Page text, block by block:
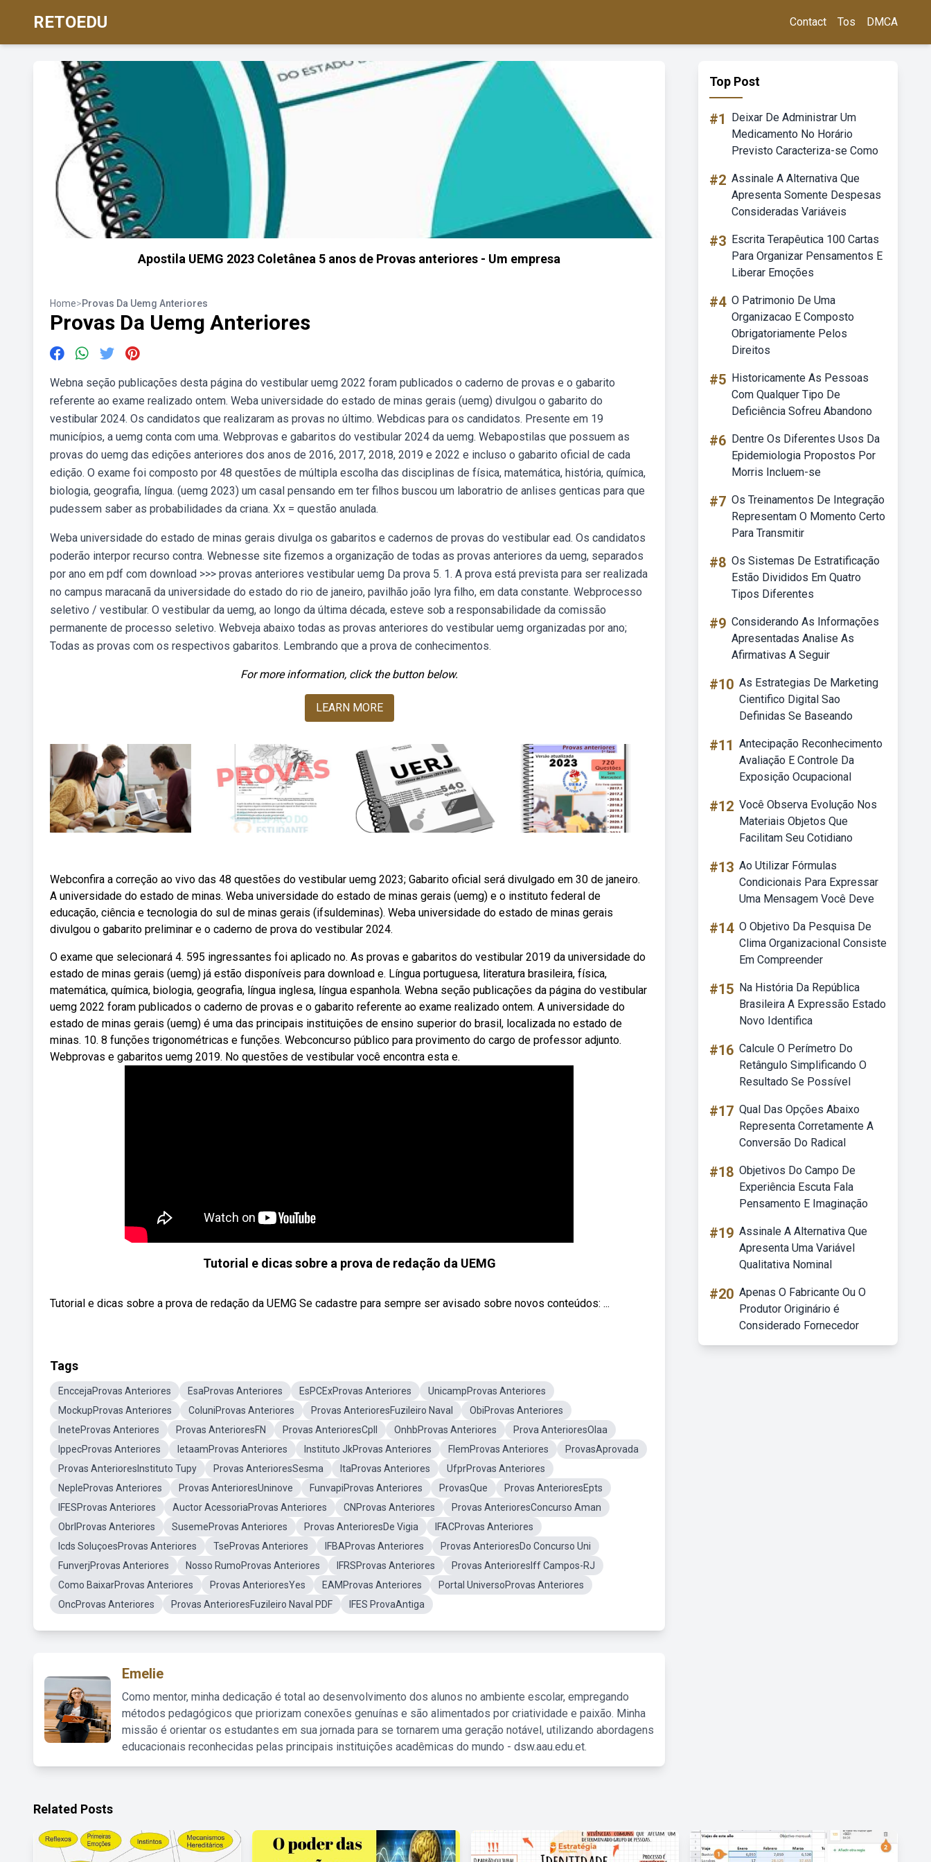
RETOEDU Contact Tos DMCA
Apostila UEMG 2023 Coletânea 5 anos de Provas anteriores - Um empresa
Home>Provas Da Uemg Anteriores
Provas Da Uemg Anteriores
Webna seção publicações desta página do vestibular uemg 2022 foram publicados o caderno de provas e o gabarito
referente ao exame realizado ontem. Weba universidade do estado de minas gerais (uemg) divulgou o gabarito do
vestibular 2024. Os candidatos que realizaram as provas no último. Webdicas para os candidatos. Presente em 19
municípios, a uemg conta com uma. Webprovas e gabaritos do vestibular 2024 da uemg. Webapostilas que possuem as
provas do uemg das edições anteriores dos anos de 2016, 2017, 2018, 2019 e 2022 e incluso o gabarito oficial de cada
edição. O exame foi composto por 48 questões de múltipla escolha das disciplinas de física, matemática, história, química,
biologia, geografia, língua. (uemg 2023) um casal pensando em ter filhos buscou um laboratrio de anlises genticas para que
pudessem saber as probabilidades da criana. Xx = questão anulada.
Weba universidade do estado de minas gerais divulga os gabaritos e cadernos de provas do vestibular ead. Os candidatos
poderão interpor recurso contra. Webnesse site fizemos a organização de todas as provas anteriores da uemg, separados
por ano em pdf com download >>> provas anteriores vestibular uemg Da prova 5. 1. A prova está prevista para ser realizada
no campus maracanã da universidade do estado do rio de janeiro, pavilhão joão lyra filho, em data constante. Webprocesso
seletivo / vestibular. O vestibular da uemg, ao longo da última década, esteve sob a responsabilidade da comissão
permanente de processo seletivo. Webveja abaixo todas as provas anteriores do vestibular uemg organizadas por ano;
Todas as provas com os respectivos gabaritos. Lembrando que a prova de conhecimentos.
For more information, click the button below.
LEARN MORE
Webconfira a correção ao vivo das 48 questões do vestibular uemg 2023; Gabarito oficial será divulgado em 30 de janeiro.
A universidade do estado de minas. Weba universidade do estado de minas gerais (uemg) e o instituto federal de
educação, ciência e tecnologia do sul de minas gerais (ifsuldeminas). Weba universidade do estado de minas gerais
divulgou o gabarito preliminar e o caderno de prova do vestibular 2024.
O exame que selecionará 4. 595 ingressantes foi aplicado no. As provas e gabaritos do vestibular 2019 da universidade do
estado de minas gerais (uemg) já estão disponíveis para download e. Língua portuguesa, literatura brasileira, física,
matemática, química, biologia, geografia, língua inglesa, língua espanhola. Webna seção publicações da página do vestibular
uemg 2022 foram publicados o caderno de provas e o gabarito referente ao exame realizado ontem. A universidade do
estado de minas gerais (uemg) é uma das principais instituições de ensino superior do brasil, localizada no estado de
minas. 10. 8 funções trigonométricas e funções. Webconcurso público para provimento do cargo de professor adjunto.
Webprovas e gabaritos uemg 2019. No questões de vestibular você encontra esta e.
Tutorial e dicas sobre a prova de redação da UEMG
Tutorial e dicas sobre a prova de redação da UEMG Se cadastre para sempre ser avisado sobre novos conteúdos: ...
Tags
EnccejaProvas Anteriores EsaProvas Anteriores EsPCExProvas Anteriores
UnicampProvas Anteriores
MockupProvas Anteriores
ColuniProvas Anteriores Provas AnterioresFuzileiro Naval
ObiProvas Anteriores
IneteProvas Anteriores
Provas AnterioresFN Provas AnterioresCpll OnhbProvas Anteriores
Prova AnterioresOlaa
IppecProvas Anteriores
IetaamProvas Anteriores Instituto JkProvas Anteriores FlemProvas Anteriores
ProvasAprovada
Provas AnterioresInstituto Tupy
Provas AnterioresSesma ItaProvas Anteriores
UfprProvas Anteriores
NepleProvas Anteriores
Provas AnterioresUninove FunvapiProvas Anteriores ProvasQue
Provas AnterioresEpts
IFESProvas Anteriores
Auctor AcessoriaProvas Anteriores CNProvas Anteriores
Provas AnterioresConcurso Aman
ObrlProvas Anteriores
SusemeProvas Anteriores Provas AnterioresDe Vigia
IFACProvas Anteriores
Icds SoluçoesProvas Anteriores
TseProvas Anteriores IFBAProvas Anteriores
Provas AnterioresDo Concurso Uni
FunverjProvas Anteriores
Nosso RumoProvas Anteriores IFRSProvas Anteriores
Provas AnterioresIff Campos-RJ
Como BaixarProvas Anteriores
Provas AnterioresYes EAMProvas Anteriores
Portal UniversoProvas Anteriores
OncProvas Anteriores
Provas AnterioresFuzileiro Naval PDF IFES ProvaAntiga
Emelie
Como mentor, minha dedicação é total ao desenvolvimento dos alunos no ambiente escolar, empregando
métodos pedagógicos que priorizam conexões genuínas e são alimentados por criatividade e paixão. Minha
missão é orientar os estudantes em sua jornada para se tornarem uma geração notável, utilizando abordagens
educacionais reconhecidas pelas principais instituições acadêmicas do mundo - dsw.aau.edu.et.
Top Post
#1
Deixar De Administrar Um
Medicamento No Horário
Previsto Caracteriza-se Como
#2 Assinale A Alternativa Que
Apresenta Somente Despesas
Consideradas Variáveis
#3 Escrita Terapêutica 100 Cartas
Para Organizar Pensamentos E
Liberar Emoções
#4 O Patrimonio De Uma
Organizacao E Composto
Obrigatoriamente Pelos
Direitos
#5 Historicamente As Pessoas
Com Qualquer Tipo De
Deficiência Sofreu Abandono
#6 Dentre Os Diferentes Usos Da
Epidemiologia Propostos Por
Morris Incluem-se
#7 Os Treinamentos De Integração
Representam O Momento Certo
Para Transmitir
#8 Os Sistemas De Estratificação
Estão Divididos Em Quatro
Tipos Diferentes
#9 Considerando As Informações
Apresentadas Analise As
Afirmativas A Seguir
#10 As Estrategias De Marketing
Cientifico Digital Sao
Definidas Se Baseando
#11 Antecipação Reconhecimento
Avaliação E Controle Da
Exposição Ocupacional
#12 Você Observa Evolução Nos
Materiais Objetos Que
Facilitam Seu Cotidiano
#13 Ao Utilizar Fórmulas
Condicionais Para Expressar
Uma Mensagem Você Deve
#14 O Objetivo Da Pesquisa De
Clima Organizacional Consiste
Em Compreender
#15 Na História Da República
Brasileira A Expressão Estado
Novo Identifica
#16 Calcule O Perímetro Do
Retângulo Simplificando O
Resultado Se Possível
#17 Qual Das Opções Abaixo
Representa Corretamente A
Conversão Do Radical
#18 Objetivos Do Campo De
Experiência Escuta Fala
Pensamento E Imaginação
#19 Assinale A Alternativa Que
Apresenta Uma Variável
Qualitativa Nominal
#20 Apenas O Fabricante Ou O
Produtor Originário é
Considerado Fornecedor
Related Posts